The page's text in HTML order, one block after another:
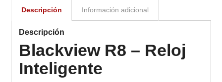
Descripción Información adicional
Descripción
Blackview R8 – Reloj
Inteligente